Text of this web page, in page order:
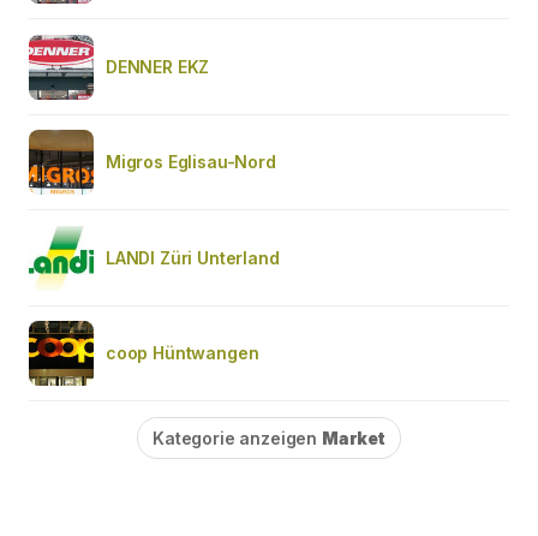
DENNER EKZ
Migros Eglisau-Nord
LANDI Züri Unterland
coop Hüntwangen
Kategorie anzeigen Market